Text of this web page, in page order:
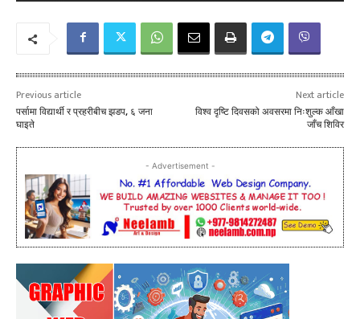
Previous article
पर्सामा विद्यार्थी र प्रहरीबीच झडप, ६ जना
घाइते
Next article
विश्व दृष्टि दिवसको अवसरमा निःशुल्क आँखा
जाँच शिविर
- Advertisement -